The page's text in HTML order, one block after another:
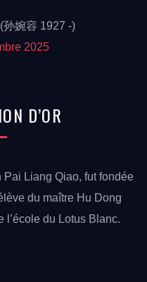
孙婉容 1927 -)
2025
D’OR
Pai Liang Qiao, fut fondée
du maître Hu Dong
l’école du Lotus Blanc.